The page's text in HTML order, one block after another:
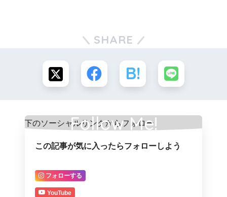
SHARE
Follow Me!
この記事が気に入ったらフォローしよう
フォローする
YouTube